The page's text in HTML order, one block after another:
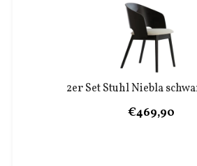
2er Set Stuhl Niebla
€469,90